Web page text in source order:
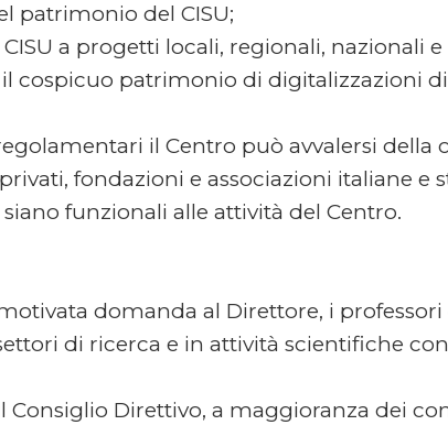
patrimonio del CISU;
a progetti locali, regionali, nazionali
cospicuo patrimonio di digitalizzazioni
il Centro può avvalersi della
fondazioni e associazioni italiane e
funzionali alle attività del Centro.
domanda al Direttore, i
di ricerca e in attività scientifiche
Consiglio Direttivo, a maggioranza dei